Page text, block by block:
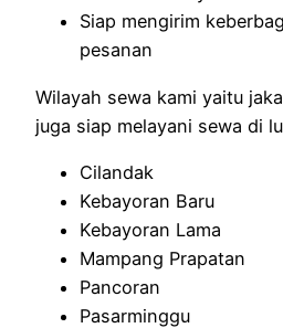
Siap mengirim
pesanan
Wilayah sewa kami yaitu
juga siap melayani sewa di
Cilandak
Kebayoran Baru
Kebayoran Lama
Mampang Prapatan
Pancoran
Pasarminggu